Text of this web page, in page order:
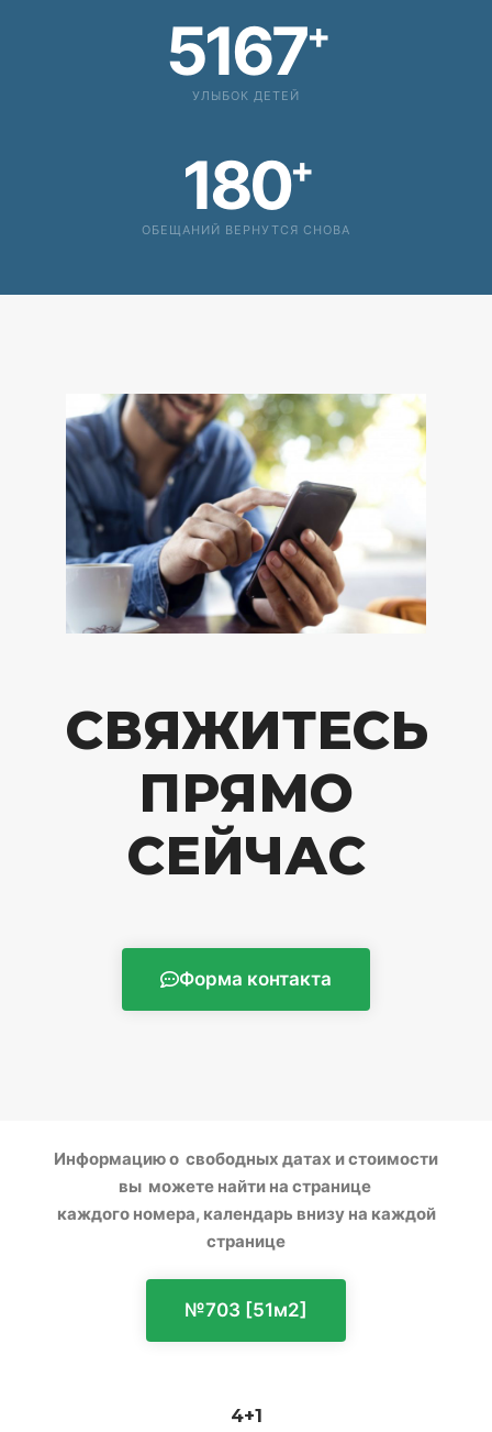
УЛЫБОК ДЕТЕЙ
5167+
ОБЕЩАНИЙ ВЕРНУТСЯ СНОВА
180+
СВЯЖИТЕСЬ
ПРЯМО
СЕЙЧАС
Форма контакта
Информацию о свободных датах и стоимости
вы можете найти на странице
каждого номера, календарь внизу на каждой
странице
№703 [51м2]
4+1